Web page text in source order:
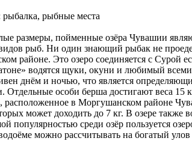
рыбные места
размеры, пойменные озёра Чувашии
рыб. Ни один знающий рыбак не
районе. Это озеро соединяется с Сурой
водятся щуки, окуни и любимый
днём и ночью, что является
Отдельные особи берша достигают веса 15
в Моргушанском районе
может доходить до 7 кг. В озере также
популярностью среди озёр пользуется
можно рассчитывать на богатый